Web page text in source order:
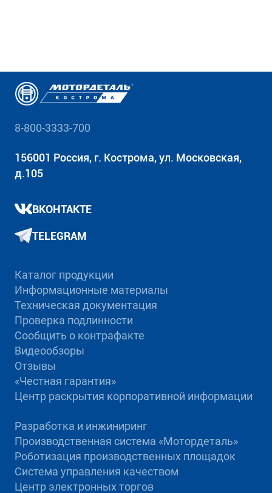
8-800-3333-700
156001 Россия, г. Кострома, ул. Московская,
д.105
ВКОНТАКТЕ
TELEGRAM
Каталог продукции
Информационные материалы
Техническая документация
Проверка подлинности
Сообщить о контрафакте
Видеообзоры
Отзывы
«Честная гарантия»
Центр раскрытия корпоративной информации
Разработка и инжиниринг
Производственная система «Mотордеталь»
Роботизация производственных площадок
Система управления качеством
Центр электронных торгов